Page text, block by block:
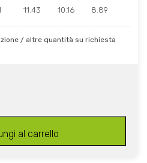
11.43 10.16 8.89
/ altre quantità su richiesta
al carrello